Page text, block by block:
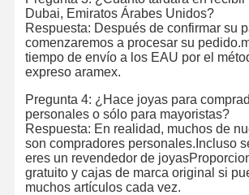
Dubai, Emiratos Árabes Unidos?
Respuesta: Después de confirmar su
comenzaremos a procesar su
tiempo de envío a los EAU por el
expreso aramex.
Pregunta 4: ¿Hace joyas para
personales o sólo para mayoristas?
Respuesta: En realidad, muchos de
son compradores personales.Incluso
eres un revendedor de
gratuito y cajas de marca original si
muchos artículos cada vez.